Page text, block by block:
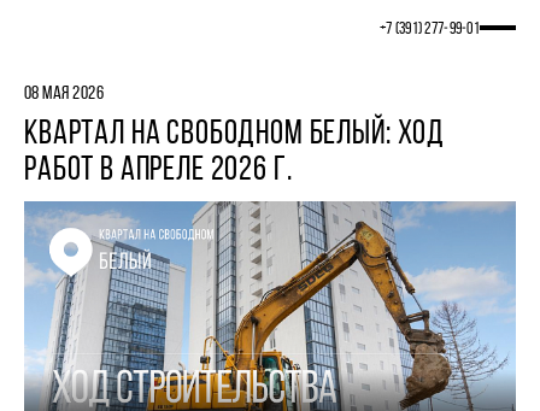
+7 (391) 277‒99‒01
08 МАЯ 2026
КВАРТАЛ НА СВОБОДНОМ БЕЛЫЙ: ХОД
РАБОТ В АПРЕЛЕ 2026 Г.